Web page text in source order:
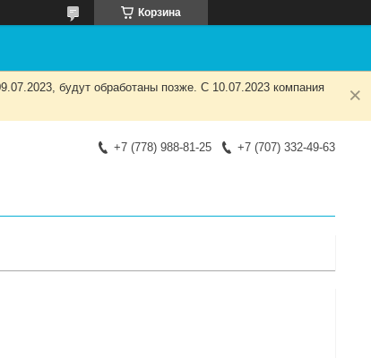
Корзина
будут обработаны позже. С 10.07.2023 компания
+7 (778) 988-81-25 +7 (707) 332-49-63